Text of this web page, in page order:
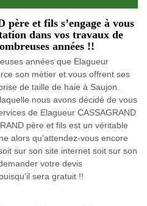
et fils s’engage à vous
dans vos travaux de
années !!
années que Elagueur
son métier et vous offrent ses
de taille de haie à Saujon.
nous avons décidé de vous
de Elagueur CASSAGRAND
père et fils est un véritable
alors qu’attendez-vous encore
sur son site internet soit sur son
votre devis
sera gratuit !!